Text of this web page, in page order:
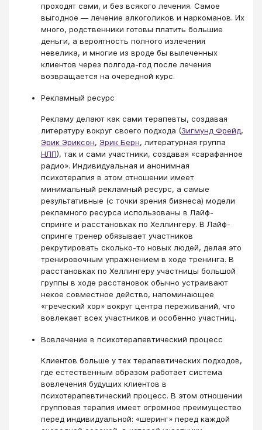
проходят сами, и без всякого лечения. Самое
выгодное — лечение алкоголиков и наркоманов. Их
много, родственники готовы платить большие
деньги, а вероятность полного излечения
невелика, и многие из вроде бы вылеченных
клиентов через полгода-год после лечения
возвращается на очередной курс.
Рекламный ресурс
Рекламу делают как сами терапевты, создавая
литературу вокруг своего подхода (Зигмунд Фрейд,
Эрик Эриксон, Эрик Берн, литературная группа
НЛП), так и сами участники, создавая «сарафанное
радио». Индивидуальная и анонимная
психотерапия в этом отношении имеет
минимальный рекламный ресурс, а самые
результативные (с точки зрения бизнеса) модели
рекламного ресурса использованы в Лайф-
спринге и расстановках по Хеллингеру. В Лайф-
спринге тренер обязывает участников
рекрутировать сколько-то новых людей, делая это
тренировочным упражнением в ходе тренинга. В
расстановках по Хеллингеру участницы большой
группы в ходе расстановок обычно устраивают
некое совместное действо, напоминающее
«греческий хор» вокруг центра переживаний, что
вовлекает всех участников и особенно участниц.
Вовлечение в психотерапевтический процесс
Клиентов больше у тех терапевтических подходов,
где естественным образом работает система
вовлечения будущих клиентов в
психотерапевтический процесс. В этом отношении
групповая терапия имеет огромное преимущество
перед индивидуальной: «шеринг» перед каждой